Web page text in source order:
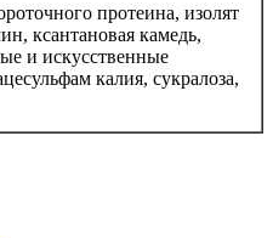
протеина, изолят
ксантановая камедь,
и искусственные
калия, сукралоза,